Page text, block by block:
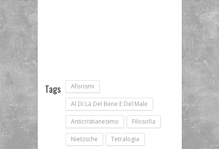
Tags Aforismi
Al Di Là Del Bene E Del Male
Anticristianesimo Filosofia
Nietzsche Tetralogia